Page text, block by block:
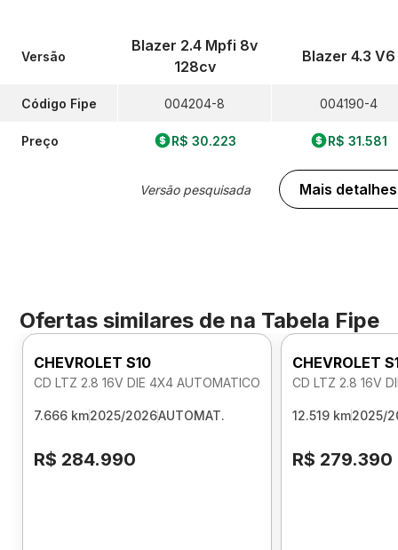
Versão
Código Fipe
Preço
Blazer 2.4 Mpfi 8v
128cv
004204-8
R$ 30.223
Versão pesquisada
Blazer 4.3 V6
004190-4
R$ 31.581
Mais detalhes
Ofertas similares de na Tabela Fipe
CHEVROLET S10
CD LTZ 2.8 16V DIE 4X4 AUTOMATICO
7.666 km2025/2026AUTOMAT.
R$ 284.990
CHEVROLET
CD LTZ 2.8 16V
12.519 km2025/
R$ 279.390